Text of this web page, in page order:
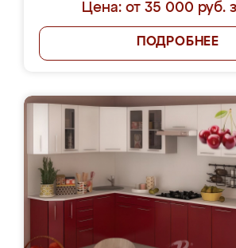
Цена: от 35 000 руб.
ПОДРОБНЕЕ